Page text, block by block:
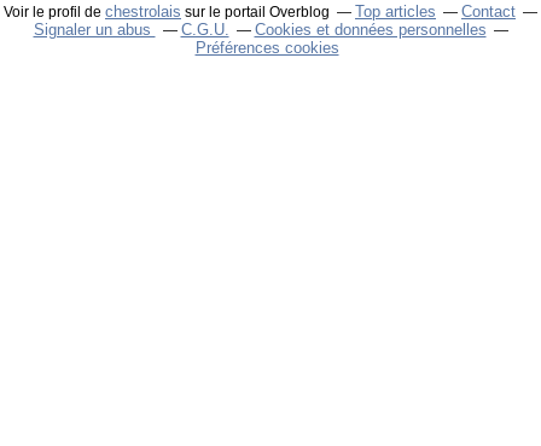
Voir le profil de chestrolais sur le portail Overblog Top articles
Contact
Signaler un abus
C.G.U.
Cookies et données personnelles
Préférences cookies